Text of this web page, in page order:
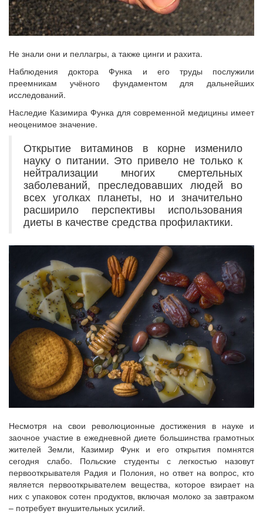
Не знали они и пеллагры, а также цинги и рахита.
Наблюдения доктора Функа и его труды послужили
преемникам учёного фундаментом для дальнейших
исследований.
Наследие Казимира Функа для современной медицины имеет
неоценимое значение.
Открытие витаминов в корне изменило
науку о питании. Это привело не только к
нейтрализации многих смертельных
заболеваний, преследовавших людей во
всех уголках планеты, но и значительно
расширило перспективы использования
диеты в качестве средства профилактики.
Несмотря на свои революционные достижения в науке и
заочное участие в ежедневной диете большинства грамотных
жителей Земли, Казимир Функ и его открытия помнятся
сегодня слабо. Польские студенты с легкостью назовут
первооткрывателя Радия и Полония, но ответ на вопрос, кто
является первооткрывателем вещества, которое взирает на
них с упаковок сотен продуктов, включая молоко за завтраком
– потребует внушительных усилий.